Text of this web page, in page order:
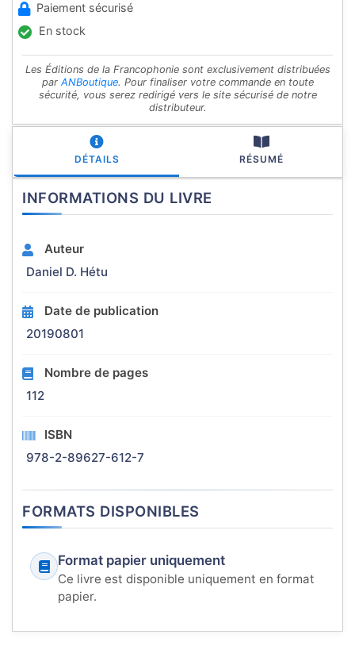
Paiement sécurisé
En stock
Les Éditions de la Francophonie sont exclusivement distribuées
par ANBoutique. Pour finaliser votre commande en toute
sécurité, vous serez redirigé vers le site sécurisé de notre
distributeur.
DÉTAILS RÉSUMÉ
INFORMATIONS DU LIVRE
Auteur
Daniel D. Hétu
Date de publication
20190801
Nombre de pages
112
ISBN
978-2-89627-612-7
FORMATS DISPONIBLES
Format papier uniquement
Ce livre est disponible uniquement en format
papier.